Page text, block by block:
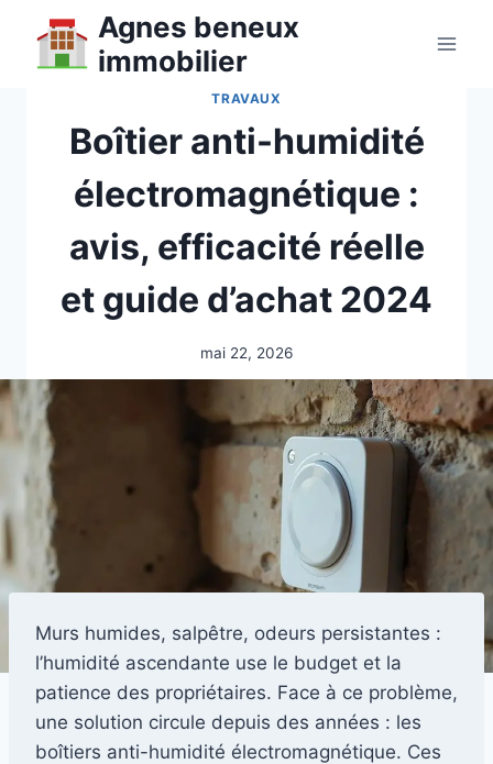
contenu
Agnes beneux
immobilier
TRAVAUX
Boîtier anti-humidité
électromagnétique :
avis, efficacité réelle
et guide d’achat 2024
mai 22, 2026
Murs humides, salpêtre, odeurs persistantes :
l’humidité ascendante use le budget et la
patience des propriétaires. Face à ce problème,
une solution circule depuis des années : les
boîtiers anti-humidité électromagnétique. Ces